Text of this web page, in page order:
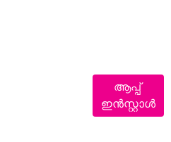
ആപ്പ്
ഇൻസ്റ്റാൾ